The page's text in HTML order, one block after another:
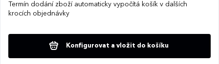
Termín dodání zboží automaticky vypočítá košík v dalších
krocích objednávky
Konfigurovat a vložit do košíku